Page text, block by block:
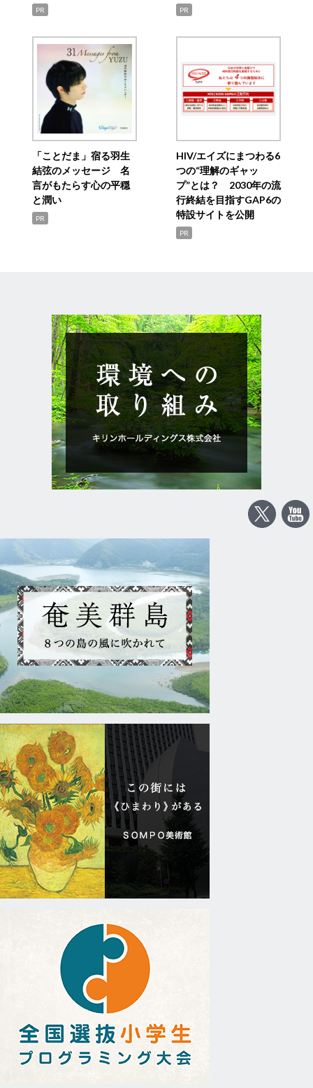
PR PR
「ことだま」宿る羽生
結弦のメッセージ 名
言がもたらす心の平穏
と潤い
PR
HIV/エイズにまつわる6
つの“理解のギャッ
プ”とは？ 2030年の流
行終結を目指すGAP6の
特設サイトを公開
PR